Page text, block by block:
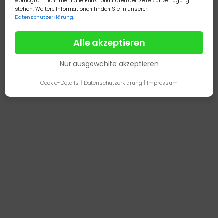
stehen. Weitere Informationen finden Sie in unserer
Datenschutzerklärung.
Alle akzeptieren
Nur ausgewählte akzeptieren
Cookie-Details | Datenschutzerklärung | Impressum